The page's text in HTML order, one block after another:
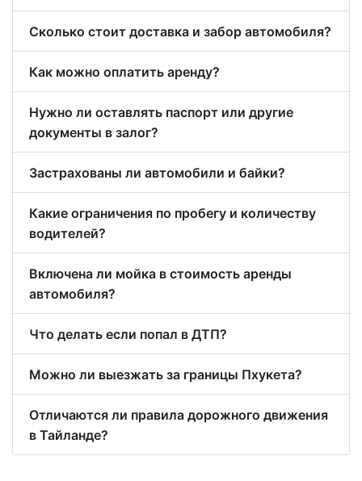
Сколько стоит доставка и забор автомобиля?
Как можно оплатить аренду?
Нужно ли оставлять паспорт или другие
документы в залог?
Застрахованы ли автомобили и байки?
Какие ограничения по пробегу и количеству
водителей?
Включена ли мойка в стоимость аренды
автомобиля?
Что делать если попал в ДТП?
Можно ли выезжать за границы Пхукета?
Отличаются ли правила дорожного движения
в Тайланде?